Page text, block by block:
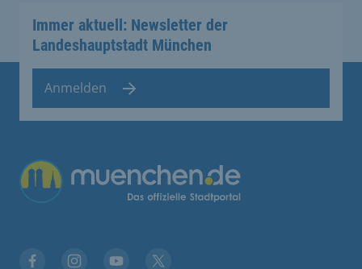
Immer aktuell: Newsletter der
Landeshauptstadt München
Anmelden
Übergreifende Links